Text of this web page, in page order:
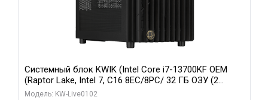
Системный блок KWIK (Intel Core i7-13700KF OEM
(Raptor Lake, Intel 7, C16 8EC/8PC/ 32 ГБ ОЗУ (2
модуля)/ Afox RTX4090 24GB GDDR6X 384-Bit 3xDP
Модель: KW-Live0102